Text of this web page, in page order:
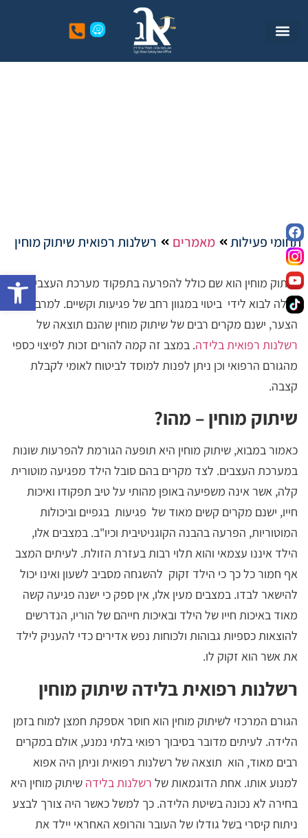
רשלנות רפואית שיתוק מוחין
תחומי פעילות מאמרים רשלנות רפואית שיתוק מוחין
שיתוק מוחין הוא שם כולל להפרעה בתפקוד מערכת העצבים וזו
יכולה לבוא לידי ביטוי במגוון רחב של פגיעות וקשיים. למרבה
הצער, ישנם מקרים רבים של שיתוק מוחין שהנם תוצאה של
רשלנות רפואית בלידה. במצב זה קמה להורים זכות לפיצוי כספי
מהגורם הרפואי וכן ניתן לפנות למוסד לביטוח לאומי לקבלת
קצבה.
שיתוק מוחין – מהו?
כאמור במבוא, שיתוק מוחין היא תופעה הגורמת להפרעות שונות
במערכת העצבים. לצד מקרים בהם סובל הילד מפגיעה מוטורית
קלה, אשר אינה משפיעה באופן מהותי על טיב תפקודו ואיכות
חייו, ישנם מקרים קשים מאוד של פגיעות בגפיים וביכולות
המוטוריות, הפרעה בהבנה הקוגניטיבית וכיו"ב. במצבים אלו,
הילד איננו עצמאי והוא תלוי רבות בעזרת הזולת. לעיתים המצב
אף חמור כל כך כי הילד זקוק להשגחה מסביב לשעון ואינו יכול
להישאר לבדו. במצבים מעין אלו, אין ספק כי ישנה פגיעה קשה
מאוד באיכות חייו של הילד ובאיכות חייהם של הוריו, הנדרשים
להוצאות כספיות גבוהות ולכוחות נפש אדירים כדי להעניק לילד
את אשר הוא זקוק לו.
רשלנות רפואית בלידה שיתוק מוחין
הגורם המרכזי לשיתוק מוחין הוא חוסר אספקת חמצן למוח בזמן
הלידה. לעיתים מדובר בסיבוך רפואי בלתי נמנע, אולם במקרים
רבים מאוד, הוא תוצאה של רשלנות רפואית וניתן היה אפוא
למנוע אותו. אחת הדוגמאות של רשלנות בלידה שיתוק מוחין היא
בחירה לא נכונה בשיטת הלידה. כך למשל כאשר היה צורך לבצע
ניתוח קיסרי בשל גודלו של העובר והרופא האחראי יילד את
פתח